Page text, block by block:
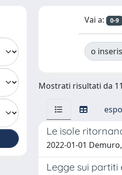
Vai a: 0-9
o
Mostrati risultati da
Le isole
2022-01-01
Legge sui